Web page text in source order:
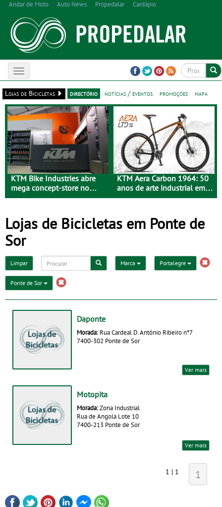
Andar de Moto Auto News Propedalar Cardápio
Toggle
navigation
Lojas de Bicicletas
directório notícias / eventos promoções mapa
KTM Bike Industries abre
mega concept-store no
Porto
KTM Aera Carbon 1964: 50
anos de arte industrial em
carbono
Lojas de Bicicletas em Ponte de
Sor
Limpar Marca Portalegre
Ponte de Sor
Daponte
Morada: Rua Cardeal D. António Ribeiro nº7
7400-302 Ponte de Sor
Ver mais
Motopita
Morada:Zona Industrial
Rua de Angola Lote 10
7400-213 Ponte de Sor
Ver mais
1 | 1 1